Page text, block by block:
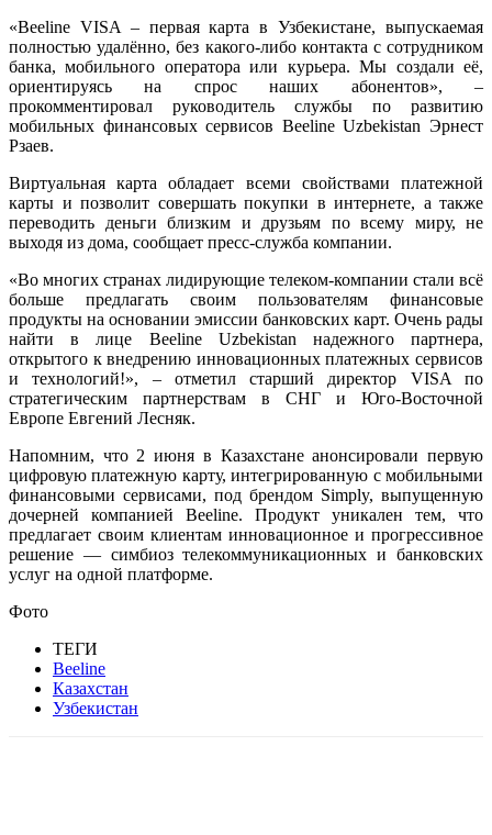
«Beeline VISA – первая карта в Узбекистане, выпускаемая
полностью удалённо, без какого-либо контакта с сотрудником
банка, мобильного оператора или курьера. Мы создали её,
ориентируясь на спрос наших абонентов», –
прокомментировал руководитель службы по развитию
мобильных финансовых сервисов Beeline Uzbekistan Эрнест
Рзаев.
Виртуальная карта обладает всеми свойствами платежной
карты и позволит совершать покупки в интернете, а также
переводить деньги близким и друзьям по всему миру, не
выходя из дома, сообщает пресс-служба компании.
«Во многих странах лидирующие телеком-компании стали всё
больше предлагать своим пользователям финансовые
продукты на основании эмиссии банковских карт. Очень рады
найти в лице Beeline Uzbekistan надежного партнера,
открытого к внедрению инновационных платежных сервисов
и технологий!», – отметил старший директор VISA по
стратегическим партнерствам в СНГ и Юго-Восточной
Европе Евгений Лесняк.
Напомним, что 2 июня в Казахстане анонсировали первую
цифровую платежную карту, интегрированную с мобильными
финансовыми сервисами, под брендом Simply, выпущенную
дочерней компанией Beeline. Продукт уникален тем, что
предлагает своим клиентам инновационное и прогрессивное
решение — симбиоз телекоммуникационных и банковских
услуг на одной платформе.
Фото
ТЕГИ
Beeline
Казахстан
Узбекистан